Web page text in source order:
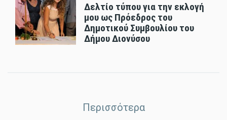
Δελτίο τύπου για την εκλογή
μου ως Πρόεδρος του
Δημοτικού Συμβουλίου του
Δήμου Διονύσου
Περισσότερα